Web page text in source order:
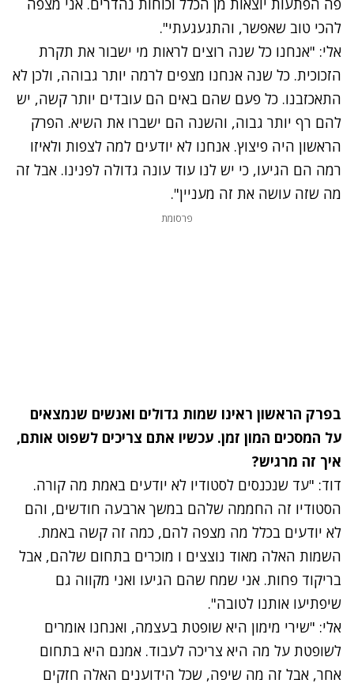
פה הפתעות יוצאות מן הכלל וכוחות נהדרים. אני מצפה
להכי טוב שאפשר, והתגעגעתי".
אלי: "אנחנו כל שנה רוצים לראות מי ישבור את תקרת
הזכוכית. כל שנה אנחנו מצפים לרמה יותר גבוהה, ולכן לא
התאכזבנו. כל פעם שהם באים הם עובדים יותר קשה, יש
להם רף יותר גבוה, והשנה הם ישברו את השיא. הפרק
הראשון היה פיצוץ. אנחנו לא יודעים למה לצפות ולאיזו
רמה הם הגיעו, כי יש לנו עוד עונה גדולה לפנינו. אבל זה
מה שזה עושה את זה מעניין".
פרסומת
בפרק הראשון ראינו שמות גדולים ואנשים שנמצאים
על המסכים המון זמן. עכשיו אתם צריכים לשפוט אותם,
איך זה מרגיש?
דוד: "עד שנכנסים לסטודיו לא יודעים באמת מה קורה.
הסטודיו זה החממה שלהם במשך ארבעה חודשים, והם
לא יודעים בכלל מה מצפה להם, כמה זה קשה באמת.
השמות האלה מאוד נוצצים ו מוכרים בתחום שלהם, אבל
בריקוד פחות. אני שמח שהם הגיעו ואני מקווה גם
שיפתיעו אותנו לטובה".
אלי: "שירי מימון היא שופטת בעצמה, ואנחנו אומרים
לשופטת על מה היא צריכה לעבוד. אמנם היא בתחום
אחר, אבל זה מה שיפה, שכל הידוענים האלה חזקים